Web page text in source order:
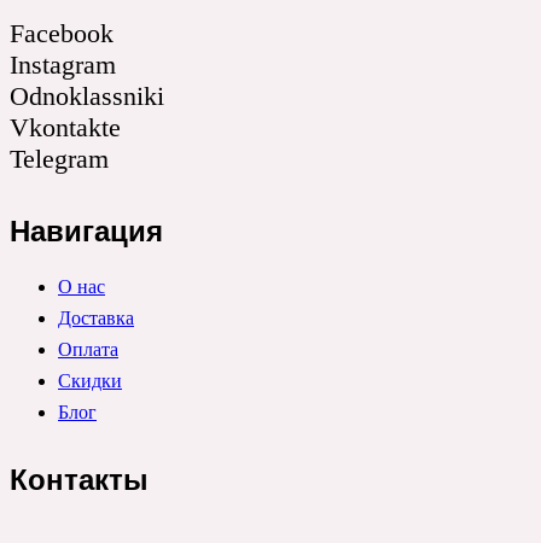
Facebook
Instagram
Odnoklassniki
Vkontakte
Telegram
Навигация
О нас
Доставка
Оплата
Скидки
Блог
Контакты